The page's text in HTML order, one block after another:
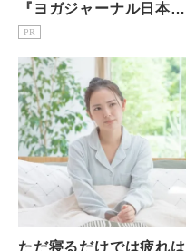
『ヨガジャーナル日本
版』予約購読のご案内
PR
ただ寝るだけでは疲れは